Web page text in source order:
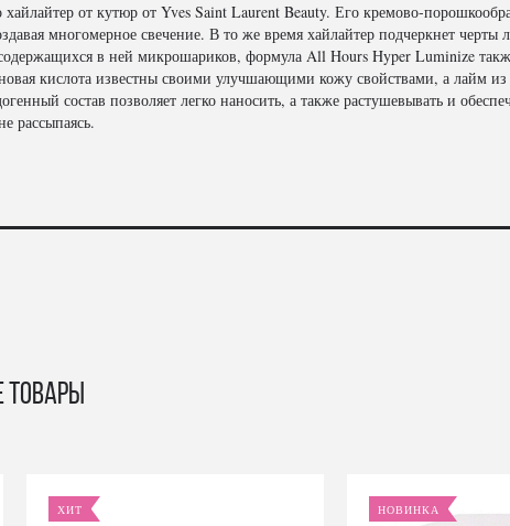
от кутюр от Yves Saint Laurent Beauty. Его кремово-
многомерное свечение. В то же время хайлайтер подчеркнет черты
в ней микрошариков, формула All Hours Hyper Luminize
кислота известны своими улучшающими кожу свойствами, а лайм из
состав позволяет легко наносить, а также растушевывать и
рассыпаясь.
товары
ХИТ НОВИНКА